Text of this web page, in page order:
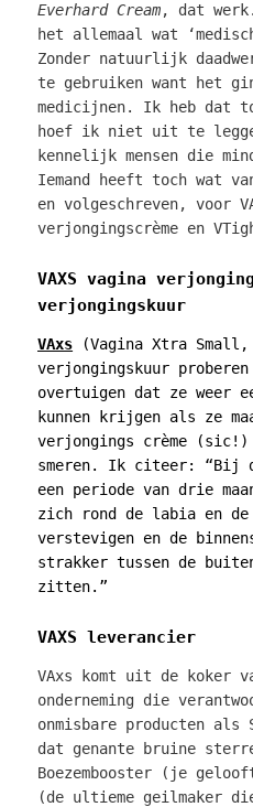
Everhard Cream, dat
het allemaal wat
Zonder natuurlijk
te gebruiken want het
medicijnen. Ik heb dat
hoef ik niet uit te
kennelijk mensen die
Iemand heeft toch wat
en volgeschreven, voor
verjongingscrème en
VAXS vagina
verjongingskuur
VAxs (Vagina Xtra
verjongingskuur
overtuigen dat ze weer
kunnen krijgen als ze
verjongings crème
smeren. Ik citeer: “Bij
een periode van drie
zich rond de labia en
verstevigen en de
strakker tussen de
zitten.”
VAXS leverancier
VAxs komt uit de koker
onderneming die
onmisbare producten
dat genante bruine
Boezembooster (je
(de ultieme geilmaker